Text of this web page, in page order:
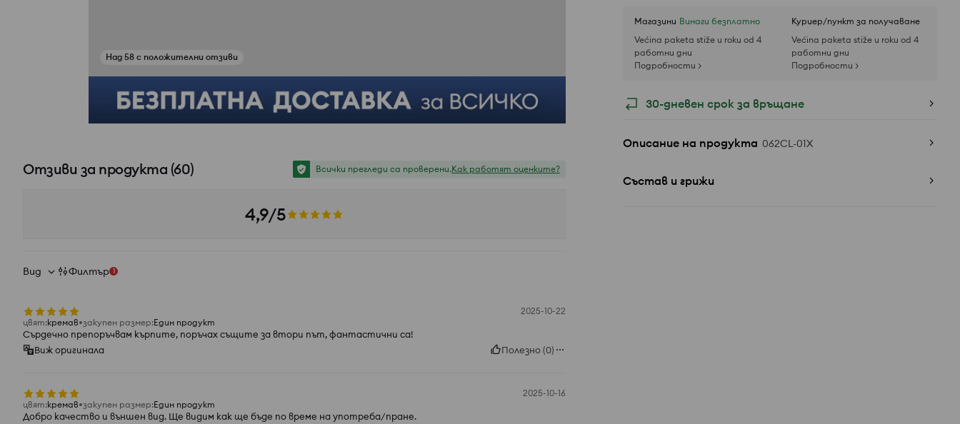
Магазини Винаги безплатно
Većina paketa stiže u roku od 4
работни дни
Подробности >
Куриер/пункт за получаване
Većina paketa stiže u roku od 4
работни дни
Подробности >
30-дневен срок за връщане
Описание на продукта 062CL-01X
Състав и грижи
Над 58 с положителни отзиви
Вижте снимки от отзиви
Отзиви за продукта (60) Всички прегледи са проверени.Как работят оценките?
4,9/5
Вид Филтър 1
2025-10-22
цвят:кремав закупен размер:Един продукт
Сърдечно препоръчвам кърпите, поръчах същите за втори път, фантастични са!
Виж оригинала
Полезно(0)
2025-10-16
цвят:кремав закупен размер:Един продукт
Добро качество и външен вид. Ще видим как ще бъде по време на употреба/пране.